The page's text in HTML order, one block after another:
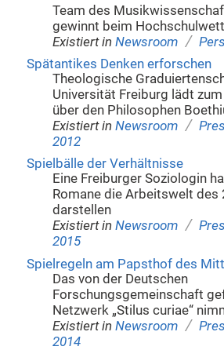
Team des
gewinnt beim
Existiert in Newsroom /
Spätantikes Denken erforschen
Theologische
Universität Freiburg lädt
über den Philosophen
Existiert in Newsroom /
2012
Spielbälle der Verhältnisse
Eine Freiburger Soziologin
Romane die Arbeitswelt des
darstellen
Existiert in Newsroom /
2015
Spielregeln am Papsthof des
Das von der Deutschen
Forschungsgemeinschaft
Netzwerk „Stilus curiae“
Existiert in Newsroom /
2014